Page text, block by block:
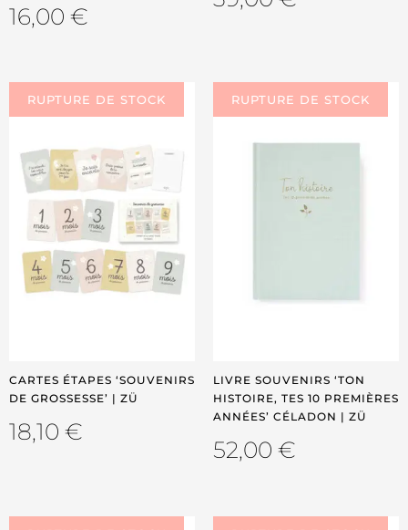
16,00 €
CARTES ÉTAPES ‘SOUVENIRS
DE GROSSESSE’ | ZÜ
18,10 €
LIVRE SOUVENIRS ‘TON
HISTOIRE, TES 10 PREMIÈRES
ANNÉES’ CÉLADON | ZÜ
52,00 €